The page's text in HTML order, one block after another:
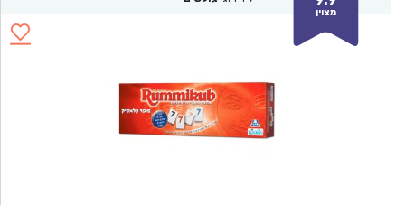
מצוין